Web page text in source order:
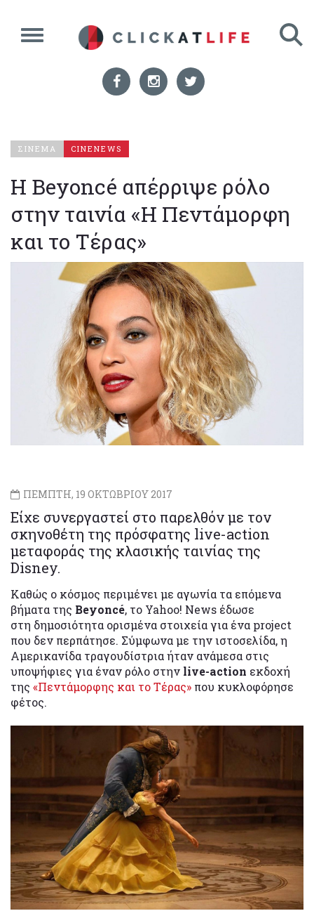
ΣΙΝΕΜΑ CINENEWS
Η Beyoncé απέρριψε ρόλο
στην ταινία «Η Πεντάμορφη
και το Τέρας»
ΠΕΜΠΤΗ, 19 ΟΚΤΩΒΡΙΟΥ 2017
Είχε συνεργαστεί στο παρελθόν με τον
σκηνοθέτη της πρόσφατης live-action
μεταφοράς της κλασικής ταινίας της
Disney.
Καθώς ο κόσμος περιμένει με αγωνία τα επόμενα
βήματα της Beyoncé, το Yahoo! News έδωσε
στη δημοσιότητα ορισμένα στοιχεία για ένα project
που δεν περπάτησε. Σύμφωνα με την ιστοσελίδα, η
Αμερικανίδα τραγουδίστρια ήταν ανάμεσα στις
υποψήφιες για έναν ρόλο στην live-action εκδοχή
της «Πεντάμορφης και το Τέρας» που κυκλοφόρησε
φέτος.